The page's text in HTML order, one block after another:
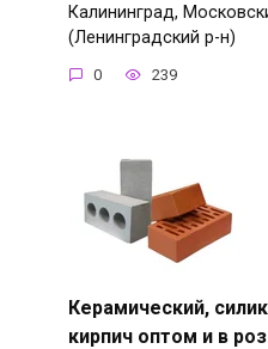
Калининград,
(Ленинградский р-н)
0 239
Керамический,
кирпич оптом и в